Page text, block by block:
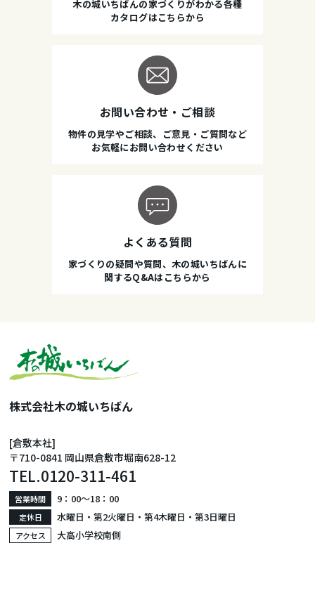
木の城いちばんの家づくりがわかる各種
カタログはこちらから
お問い合わせ・ご相談
物件の見学やご相談、ご意見・ご質問など
お気軽にお問い合わせください
よくある質問
家づくりの疑問や質問、木の城いちばんに
関するQ&Aはこちらから
株式会社木の城いちばん
[倉敷本社]
〒710-0841 岡山県倉敷市堀南628-12
TEL.0120-311-461
営業時間 9：00〜18：00
定休日 水曜日・第2火曜日・第4木曜日・第3日曜日
アクセス 大高小学校南側